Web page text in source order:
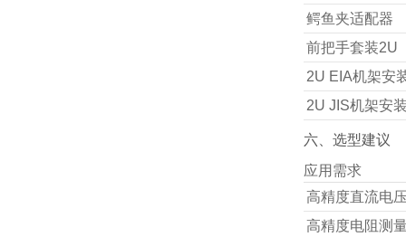
鳄鱼夹适配器
前把手套装2U
2U EIA机架安
2U JIS机架安
六、选型建议
应用需求
高精度直流电
高精度电阻测